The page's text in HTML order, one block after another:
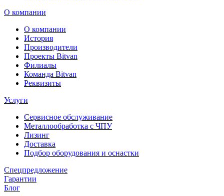
О компании
О компании
История
Производители
Проекты Bitvan
Филиалы
Команда Bitvan
Реквизиты
Услуги
Сервисное обслуживание
Металлообработка с ЧПУ
Лизинг
Доставка
Подбор оборудования и оснастки
Спецпредложение
Гарантии
Блог